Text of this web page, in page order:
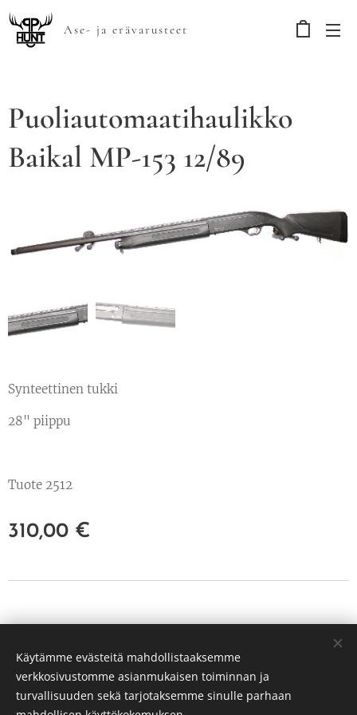
Ase- ja erävarusteet
Puoliautomaatihaulikko
Baikal MP-153 12/89
Synteettinen tukki
28" piippu
Tuote 2512
310,00 €
PP Hunt Oy Tuusula
3239651-3
Evästeet
Käytämme evästeitä mahdollistaaksemme
verkkosivustomme asianmukaisen toiminnan ja
turvallisuuden sekä tarjotaksemme sinulle parhaan